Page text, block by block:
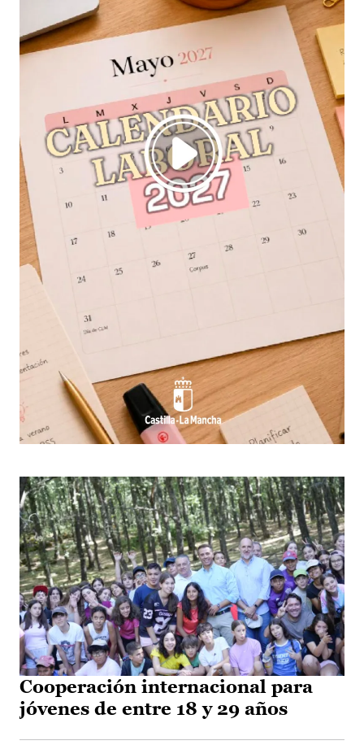
Cooperación internacional para
jóvenes de entre 18 y 29 años